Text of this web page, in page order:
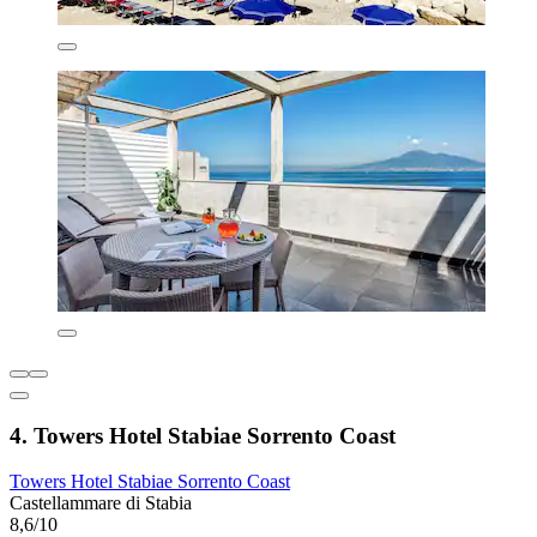
4. Towers Hotel Stabiae Sorrento Coast
Towers Hotel Stabiae Sorrento Coast
Castellammare di Stabia
8,6/10